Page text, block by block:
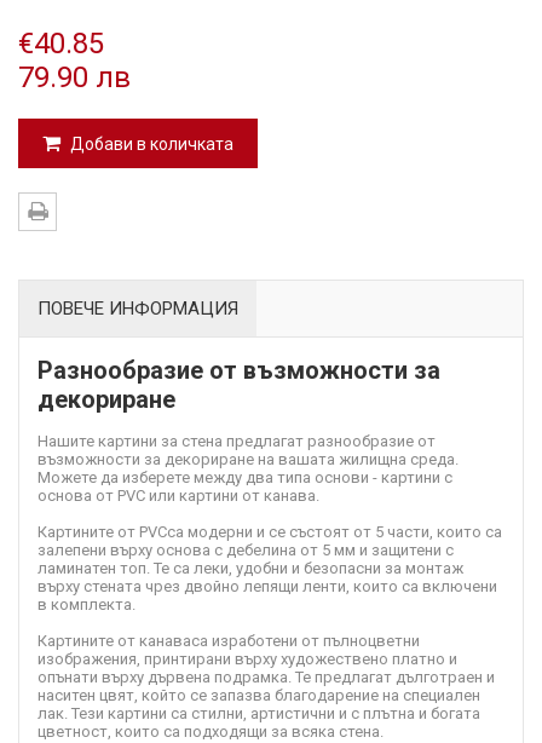
€40.85
79.90 лв
Добави в количката
ПОВЕЧЕ ИНФОРМАЦИЯ
Разнообразие от възможности за
декориране
Нашите картини за стена предлагат разнообразие от
възможности за декориране на вашата жилищна среда.
Можете да изберете между два типа основи - картини с
основа от PVC или картини от канава.
Картините от PVCса модерни и се състоят от 5 части, които са
залепени върху основа с дебелина от 5 мм и защитени с
ламинатен топ. Те са леки, удобни и безопасни за монтаж
върху стената чрез двойно лепящи ленти, които са включени
в комплекта.
Картините от канаваса изработени от пълноцветни
изображения, принтирани върху художествено платно и
опънати върху дървена подрамка. Те предлагат дълготраен и
наситен цвят, който се запазва благодарение на специален
лак. Тези картини са стилни, артистични и с плътна и богата
цветност, които са подходящи за всяка стена.